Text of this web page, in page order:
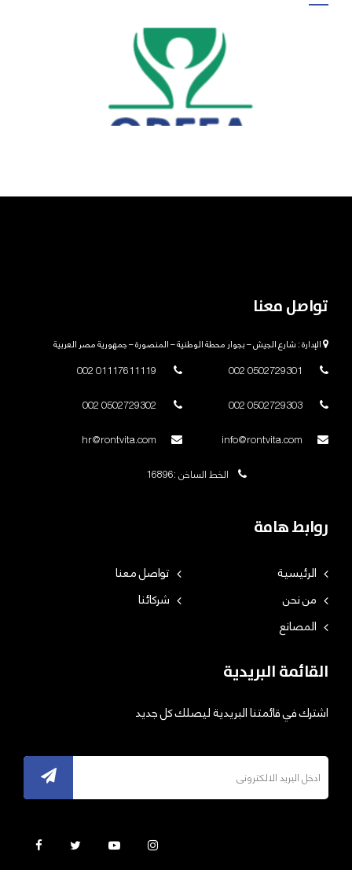
تواصل معنا
الإدارة : شارع الجيش – بجوار محطة الوطنية – المنصورة – جمهورية مصر العربية
الخط الساخن :16896
روابط هامة
الرئيسية
تواصل معنا
من نحن
شركائنا
المصانع
القائمة البريدية
اشترك في قائمتنا البريدية ليصلك كل جديد